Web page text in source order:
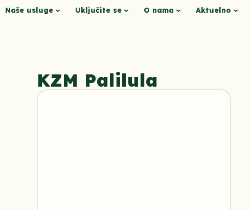
Naše usluge Uključite se O nama Aktuelno
KZM Palilula